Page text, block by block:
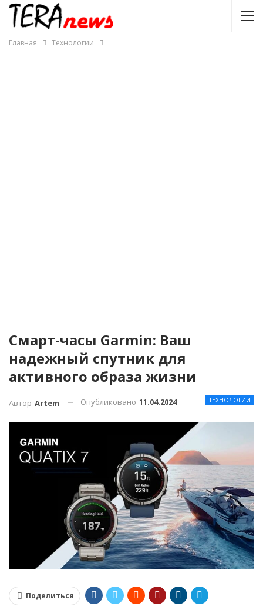
Главная Технологии
Смарт-часы Garmin: Ваш
надежный спутник для
активного образа жизни
ТЕХНОЛОГИИ
Автор Artem Опубликовано 11.04.2024
Поделиться